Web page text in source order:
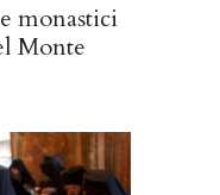
monastici
Monte